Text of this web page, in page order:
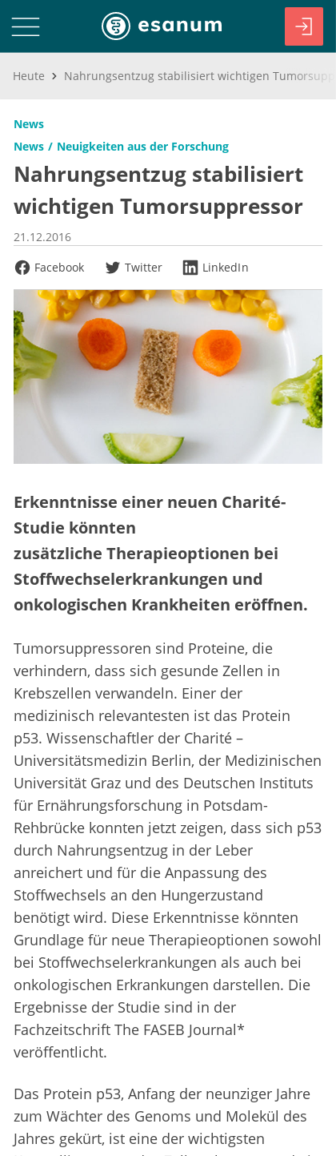
Heute
News
News
Neuigkeiten aus der Forschung
Nahrungsentzug stabilisiert
wichtigen Tumorsuppressor
21.12.2016
Facebook
Twitter LinkedIn
Erkenntnisse einer neuen Charité-
Studie könnten
zusätzliche Therapieoptionen bei
Stoffwechselerkrankungen und
onkologischen Krankheiten eröffnen.
Tumorsuppressoren sind Proteine, die
verhindern, dass sich gesunde Zellen in
Krebszellen verwandeln. Einer der
medizinisch relevantesten ist das Protein
p53. Wissenschaftler der Charité –
Universitätsmedizin Berlin, der Medizinischen
Universität Graz und des Deutschen Instituts
für Ernährungsforschung in Potsdam-
Rehbrücke konnten jetzt zeigen, dass sich p53
durch Nahrungsentzug in der Leber
anreichert und für die Anpassung des
Stoffwechsels an den Hungerzustand
benötigt wird. Diese Erkenntnisse könnten
Grundlage für neue Therapieoptionen sowohl
bei Stoffwechselerkrankungen als auch bei
onkologischen Erkrankungen darstellen. Die
Ergebnisse der Studie sind in der
Fachzeitschrift The FASEB Journal*
veröffentlicht.
Das Protein p53, Anfang der neunziger Jahre
zum Wächter des Genoms und Molekül des
Jahres gekürt, ist eine der wichtigsten